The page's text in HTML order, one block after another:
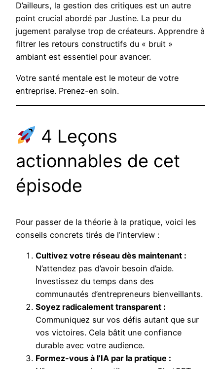
D’ailleurs, la gestion des critiques est un autre
point crucial abordé par Justine. La peur du
jugement paralyse trop de créateurs. Apprendre à
filtrer les retours constructifs du « bruit »
ambiant est essentiel pour avancer.
Votre santé mentale est le moteur de votre
entreprise. Prenez-en soin.
4 Leçons
actionnables de cet
épisode
Pour passer de la théorie à la pratique, voici les
conseils concrets tirés de l’interview :
Cultivez votre réseau dès maintenant :
N’attendez pas d’avoir besoin d’aide.
Investissez du temps dans des
communautés d’entrepreneurs bienveillants.
Soyez radicalement transparent :
Communiquez sur vos défis autant que sur
vos victoires. Cela bâtit une confiance
durable avec votre audience.
Formez-vous à l’IA par la pratique :